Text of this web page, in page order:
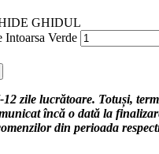
GHIDUL
Intoarsa Verde
12 zile lucrătoare. Totuși,
încă o dată la
din perioada